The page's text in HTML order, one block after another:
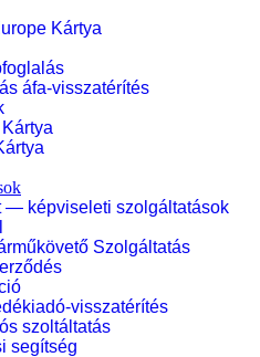
Kártya
áfa-visszatérítés
— képviseleti szolgáltatások
Szolgáltatás
visszatérítés
szoltáltatás
segítség